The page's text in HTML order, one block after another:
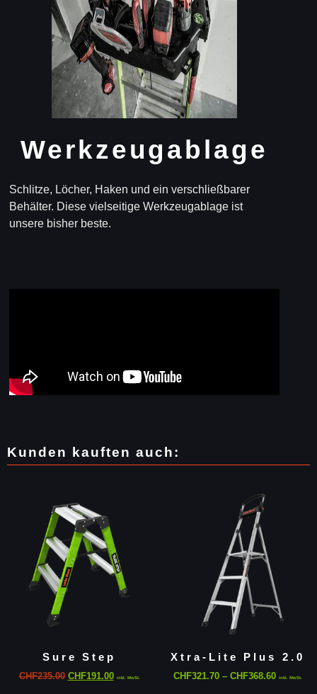
Werkzeugablage
Schlitze, Löcher, Haken und ein verschließbarer
Behälter. Diese vielseitige Werkzeugablage ist
unsere bisher beste.
Kunden kauften auch:
Sure Step
CHF235.00 CHF191.00 inkl. MwSt.
Xtra-Lite Plus 2.0
CHF321.70 – CHF368.60 inkl. MwSt.